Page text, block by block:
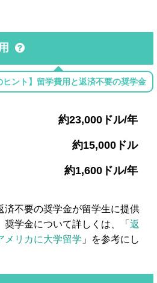
ヒント】留学費用と返済不要の奨学金
約23,000ドル/年
約15,000ドル
約1,600ドル/年
不要の奨学金が留学生に提供
奨学金について詳しくは、「返
メリカに大学留学 」を参考にし